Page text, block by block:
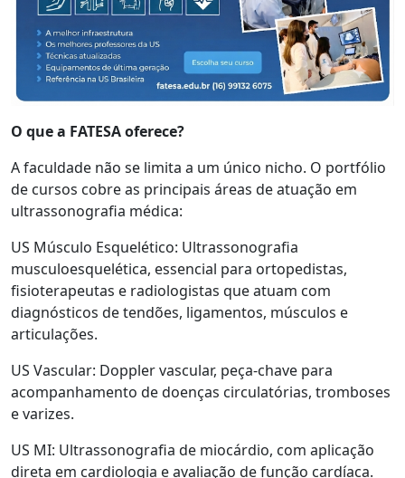
O que a FATESA oferece?
A faculdade não se limita a um único nicho. O portfólio
de cursos cobre as principais áreas de atuação em
ultrassonografia médica:
US Músculo Esquelético: Ultrassonografia
musculoesquelética, essencial para ortopedistas,
fisioterapeutas e radiologistas que atuam com
diagnósticos de tendões, ligamentos, músculos e
articulações.
US Vascular: Doppler vascular, peça-chave para
acompanhamento de doenças circulatórias, tromboses
e varizes.
US MI: Ultrassonografia de miocárdio, com aplicação
direta em cardiologia e avaliação de função cardíaca.